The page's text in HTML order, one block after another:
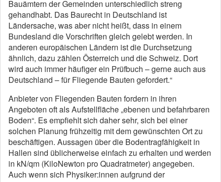
Bauämtern der Gemeinden unterschiedlich streng
gehandhabt. Das Baurecht in Deutschland ist
Ländersache, was aber nicht heißt, dass in einem
Bundesland die Vorschriften gleich gelebt werden. In
anderen europäischen Ländern ist die Durchsetzung
ähnlich, dazu zählen Österreich und die Schweiz. Dort
wird auch immer häufiger ein Prüfbuch – gerne auch aus
Deutschland – für Fliegende Bauten gefordert.“
Anbieter von Fliegenden Bauten fordern in ihren
Angeboten oft als Aufstellfläche „ebenen und befahrbaren
Boden“. Es empfiehlt sich daher sehr, sich bei einer
solchen Planung frühzeitig mit dem gewünschten Ort zu
beschäftigen. Aussagen über die Bodentragfähigkeit in
Hallen sind üblicherweise einfach zu erhalten und werden
in kN/qm (KiloNewton pro Quadratmeter) angegeben.
Auch wenn sich Physiker:innen aufgrund der